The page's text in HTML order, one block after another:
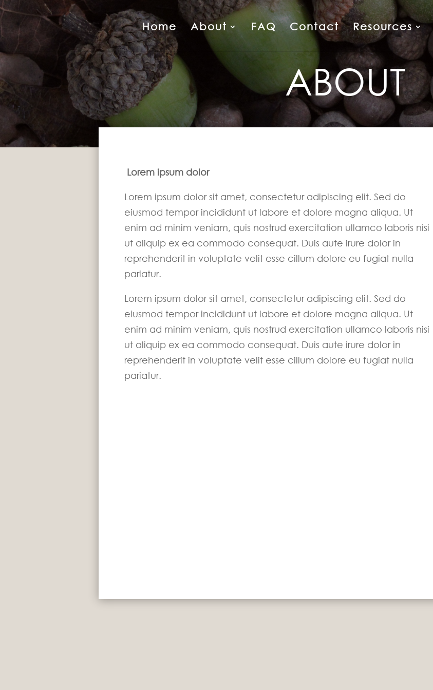
Home About FAQ Contact Resources
ABOUT
Lorem ipsum dolor
Lorem ipsum dolor sit amet, consectetur adipiscing elit. Sed do
eiusmod tempor incididunt ut labore et dolore magna aliqua. Ut
enim ad minim veniam, quis nostrud exercitation ullamco laboris nisi
ut aliquip ex ea commodo consequat. Duis aute irure dolor in
reprehenderit in voluptate velit esse cillum dolore eu fugiat nulla
pariatur.
Lorem ipsum dolor sit amet, consectetur adipiscing elit. Sed do
eiusmod tempor incididunt ut labore et dolore magna aliqua. Ut
enim ad minim veniam, quis nostrud exercitation ullamco laboris nisi
ut aliquip ex ea commodo consequat. Duis aute irure dolor in
reprehenderit in voluptate velit esse cillum dolore eu fugiat nulla
pariatur.